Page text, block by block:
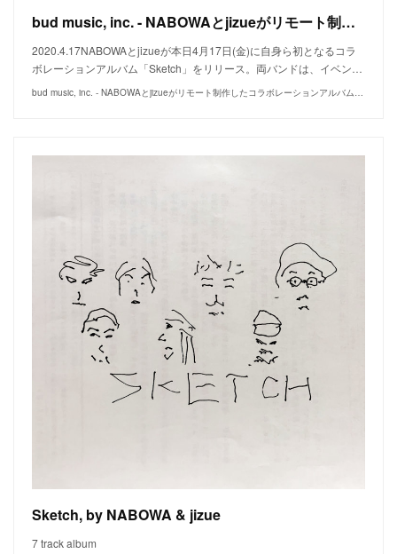
bud music, inc. - NABOWAとjizueがリモート制作したコラボレーションアルバムを急遽リリース！収益は地元ライブハウスへの支援へ。
2020.4.17NABOWAとjizueが本日4月17日(金)に自身ら初となるコラ
ボレーションアルバム「Sketch」をリリース。両バンドは、イベン…
bud music, inc. - NABOWAとjizueがリモート制作したコラボレーションアルバムを急遽リリース！収益は地元ライブハウスへの支援へ。
Sketch, by NABOWA & jizue
7 track album